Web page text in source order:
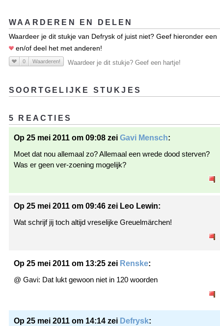
WAARDEREN EN DELEN
Waardeer je dit stukje van Defrysk of juist niet? Geef hieronder een
en/of deel het met anderen!
0 Waarderen! Waardeer je dit stukje? Geef een hartje!
SOORTGELIJKE STUKJES
5 REACTIES
Op 25 mei 2011 om 09:08 zei Gavi Mensch:
Moet dat nou allemaal zo? Allemaal een wrede dood sterven?
Was er geen ver-zoening mogelijk?
Op 25 mei 2011 om 09:46 zei Leo Lewin:
Wat schrijf jij toch altijd vreselijke Greuelmärchen!
Op 25 mei 2011 om 13:25 zei Renske:
@ Gavi: Dat lukt gewoon niet in 120 woorden
Op 25 mei 2011 om 14:14 zei Defrysk: